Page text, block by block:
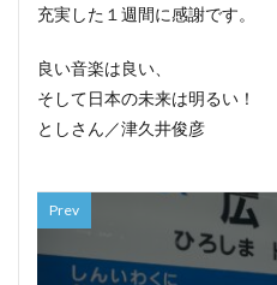
充実した１週間に感謝です。
良い音楽は良い、
そして日本の未来は明るい！
としさん／津久井俊彦
Prev